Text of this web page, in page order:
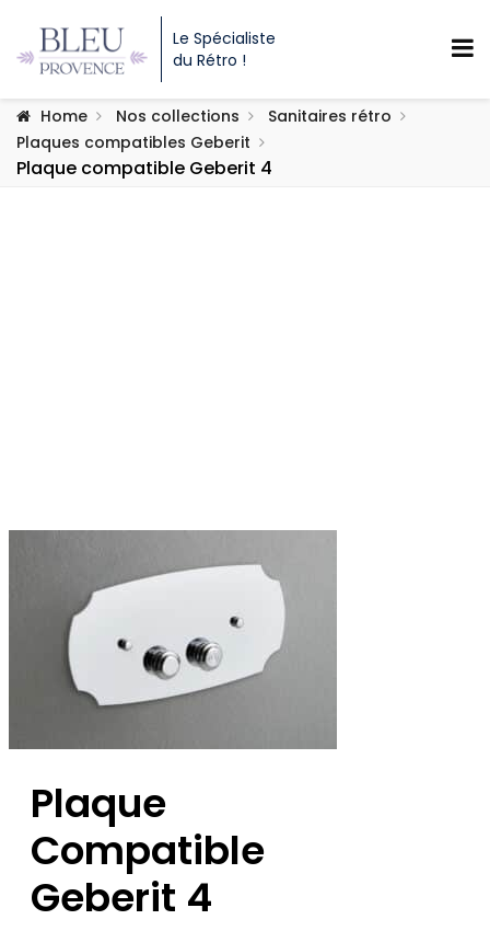
Le Spécialiste
du Rétro !
Home Nos collections
Sanitaires rétro
Plaques compatibles Geberit
Plaque compatible Geberit 4
Plaque
Compatible
Geberit 4